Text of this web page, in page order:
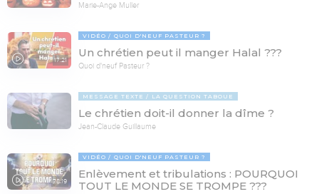
Marie-Ange Muller
17:21
VIDÉO QUOI D'NEUF PASTEUR ?
Un chrétien peut il manger Halal ???
Quoi d'neuf Pasteur ?
MESSAGE TEXTE LA QUESTION TABOUE
Le chrétien doit-il donner la dîme ?
Jean-Claude Guillaume
78:19
VIDÉO QUOI D'NEUF PASTEUR ?
Enlèvement et tribulations : POURQUOI
TOUT LE MONDE SE TROMPE ???